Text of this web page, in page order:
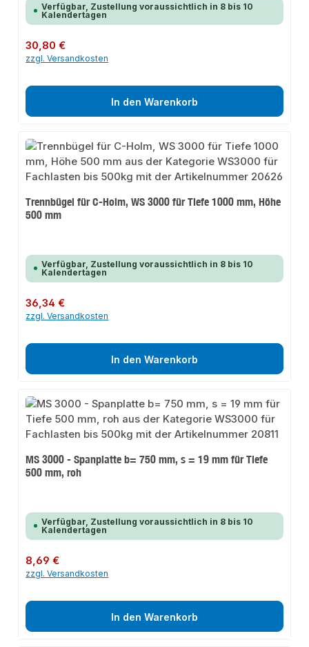
Verfügbar, Zustellung voraussichtlich in 8 bis 10
Kalendertagen
Regulärer Preis:
30,80 €
zzgl. Versandkosten
In den Warenkorb
Trennbügel für C-Holm, WS 3000 für Tiefe 1000 mm, Höhe
500 mm
Verfügbar, Zustellung voraussichtlich in 8 bis 10
Kalendertagen
Regulärer Preis:
36,34 €
zzgl. Versandkosten
In den Warenkorb
MS 3000 - Spanplatte b= 750 mm, s = 19 mm für Tiefe
500 mm, roh
Verfügbar, Zustellung voraussichtlich in 8 bis 10
Kalendertagen
Regulärer Preis:
8,69 €
zzgl. Versandkosten
In den Warenkorb